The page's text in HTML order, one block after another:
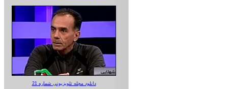
دانلود مجله تلویزیونی شماره 21